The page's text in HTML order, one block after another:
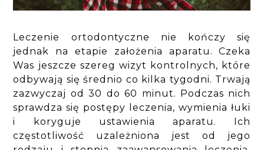
Leczenie ortodontyczne nie kończy się
jednak na etapie założenia aparatu. Czeka
Was jeszcze szereg wizyt kontrolnych, które
odbywają się średnio co kilka tygodni. Trwają
zazwyczaj od 30 do 60 minut. Podczas nich
sprawdza się postępy leczenia, wymienia łuki
i koryguje ustawienia aparatu. Ich
częstotliwość uzależniona jest od jego